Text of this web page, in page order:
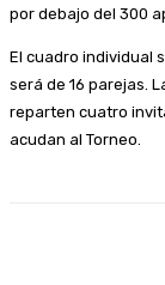
por debajo del 300
El cuadro individual
será de 16 parejas.
reparten cuatro
acudan al Torneo.